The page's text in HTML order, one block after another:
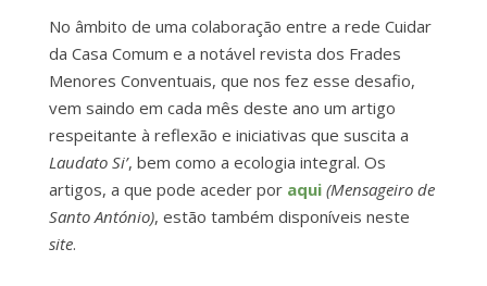
No âmbito de uma colaboração entre a rede Cuidar
da Casa Comum e a notável revista dos Frades
Menores Conventuais, que nos fez esse desafio,
vem saindo em cada mês deste ano um artigo
respeitante à reflexão e iniciativas que suscita a
Laudato Si’, bem como a ecologia integral. Os
artigos, a que pode aceder por aqui (Mensageiro de
Santo António), estão também disponíveis neste
site.